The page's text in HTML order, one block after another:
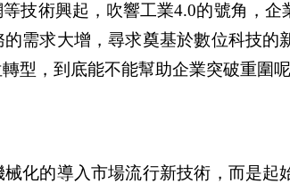
技術興起，吹響工業4.0的號角，
需求大增，尋求奠基於數位科技
型，到底能不能幫助企業突破重圍呢
化的導入市場流行新技術，而是